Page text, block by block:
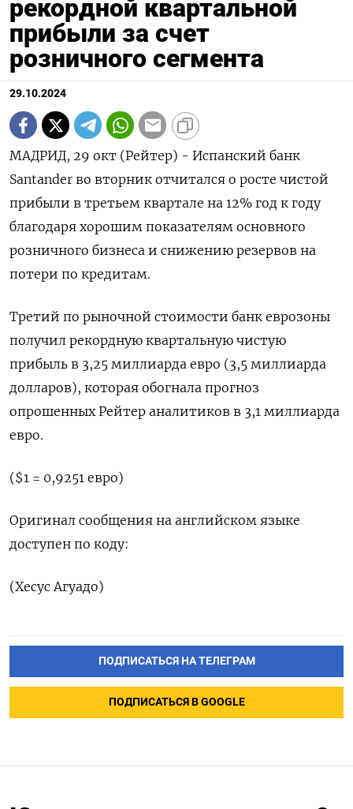
рекордной квартальной
прибыли за счет
розничного сегмента
29.10.2024
МАДРИД, 29 окт (Рейтер) - Испанский банк
Santander во вторник отчитался о росте чистой
прибыли в третьем квартале на 12% год к году
благодаря хорошим показателям основного
розничного бизнеса и снижению резервов на
потери по кредитам.
Третий по рыночной стоимости банк еврозоны
получил рекордную квартальную чистую
прибыль в 3,25 миллиарда евро (3,5 миллиарда
долларов), которая обогнала прогноз
опрошенных Рейтер аналитиков в 3,1 миллиарда
евро.
($1 = 0,9251 евро)
Оригинал сообщения на английском языке
доступен по коду:
(Хесус Агуадо)
ПОДПИСАТЬСЯ НА ТЕЛЕГРАМ
ПОДПИСАТЬСЯ В GOOGLE